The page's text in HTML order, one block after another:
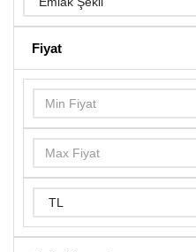
Fiyat